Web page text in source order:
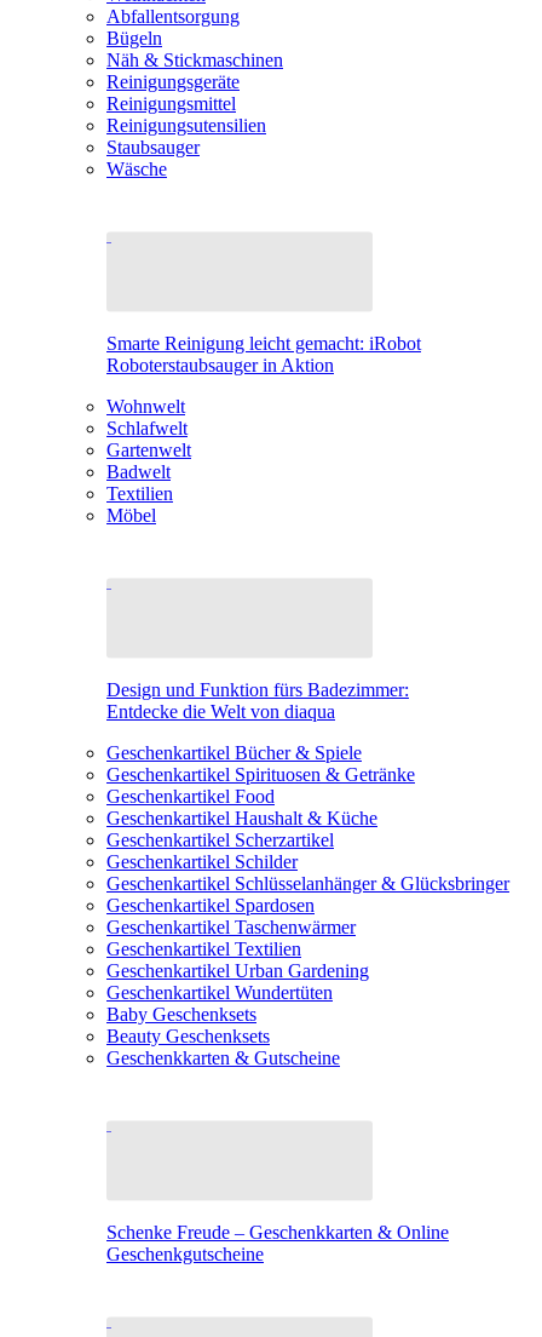
Abfallentsorgung
Bügeln
Näh & Stickmaschinen
Reinigungsgeräte
Reinigungsmittel
Reinigungsutensilien
Staubsauger
Wäsche
Smarte Reinigung leicht gemacht: iRobot
Roboterstaubsauger in Aktion
Wohnwelt
Schlafwelt
Gartenwelt
Badwelt
Textilien
Möbel
Design und Funktion fürs Badezimmer:
Entdecke die Welt von diaqua
Geschenkartikel Bücher & Spiele
Geschenkartikel Spirituosen & Getränke
Geschenkartikel Food
Geschenkartikel Haushalt & Küche
Geschenkartikel Scherzartikel
Geschenkartikel Schilder
Geschenkartikel Schlüsselanhänger & Glücksbringer
Geschenkartikel Spardosen
Geschenkartikel Taschenwärmer
Geschenkartikel Textilien
Geschenkartikel Urban Gardening
Geschenkartikel Wundertüten
Baby Geschenksets
Beauty Geschenksets
Geschenkkarten & Gutscheine
Schenke Freude – Geschenkkarten & Online
Geschenkgutscheine